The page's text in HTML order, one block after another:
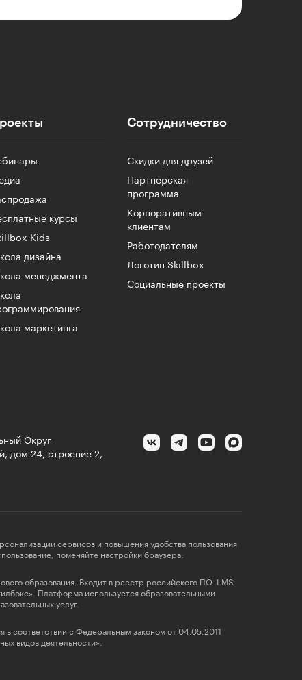
курсы
Kids
дизайна
менеджмента
маркетинга
Сотрудничество
Скидки для друзей
Партнёрская
программа
Корпоративным
клиентам
Работодателям
Логотип Skillbox
Социальные проекты
Округ
дом 24, строение 2,
сервисов и повышения удобства пользования
поменяйте настройки браузера.
образования. Входит в реестр российского ПО. LMS
Платформа используется образовательными
услуг.
в соответствии с Федеральным законом от 04.05.2011
видов деятельности».